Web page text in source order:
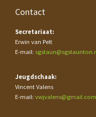
Contact
Secretariaat:
Erwin van Pelt
E-mail:
Jeugdschaak:
Vincent Valens
E-mail: vwjvalens@gmail.com